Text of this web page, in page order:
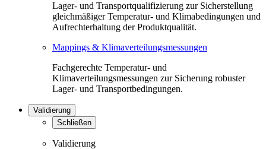
Lager- und Transportqualifizierung zur Sicherstellung
gleichmäßiger Temperatur- und Klimabedingungen und
Aufrechterhaltung der Produktqualität.
Mappings & Klimaverteilungsmessungen
Fachgerechte Temperatur- und
Klimaverteilungsmessungen zur Sicherung robuster
Lager- und Transportbedingungen.
Validierung
Schließen
Validierung